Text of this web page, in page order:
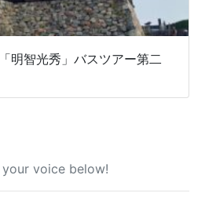
明智光秀」バスツアー第二
voice below!